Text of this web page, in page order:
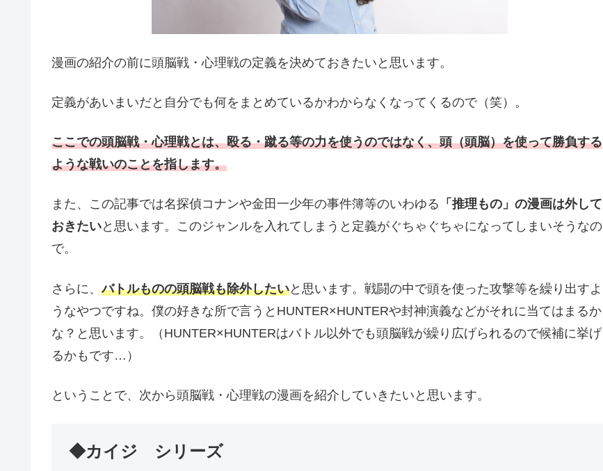
漫画の紹介の前に頭脳戦・心理戦の定義を決めておきたいと思います。
定義があいまいだと自分でも何をまとめているかわからなくなってくるので（笑）。
ここでの頭脳戦・心理戦とは、殴る・蹴る等の力を使うのではなく、頭（頭脳）を使って勝負する
ような戦いのことを指します。
また、この記事では名探偵コナンや金田一少年の事件簿等のいわゆる 「推理もの」の漫画は外して
おきたいと思います。このジャンルを入れてしまうと定義がぐちゃぐちゃになってしまいそうなの
で。
さらに、バトルものの頭脳戦も除外したいと思います。戦闘の中で頭を使った攻撃等を繰り出すよ
うなやつですね。僕の好きな所で言うとHUNTER×HUNTERや封神演義などがそれに当てはまるか
な？と思います。（HUNTER×HUNTERはバトル以外でも頭脳戦が繰り広げられるので候補に挙げ
るかもです…）
ということで、次から頭脳戦・心理戦の漫画を紹介していきたいと思います。
◆カイジ シリーズ